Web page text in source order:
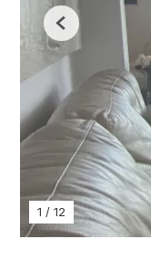
1 / 12
Previous